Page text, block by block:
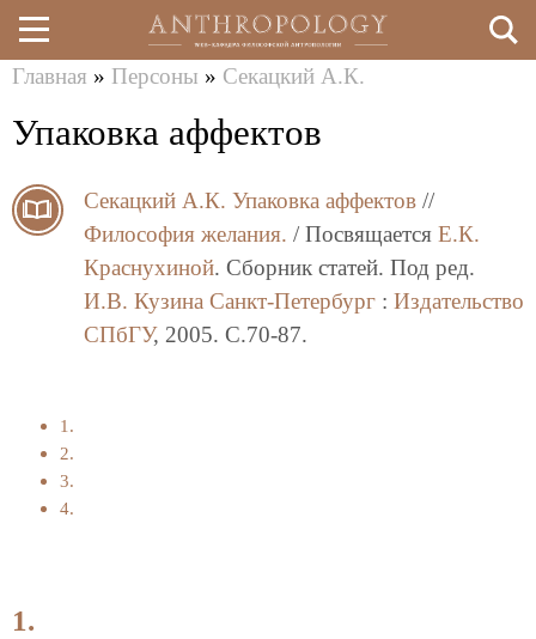
Перейти
к
содержанию
здесь
Главная » Персоны » Секацкий А.К.
Упаковка аффектов
Секацкий А.К. Упаковка аффектов //
Философия желания. / Посвящается Е.К.
Краснухиной. Сборник статей. Под ред.
И.В. Кузина Санкт-Петербург : Издательство
СПбГУ, 2005. C.70-87.
1.
2.
3.
4.
1.